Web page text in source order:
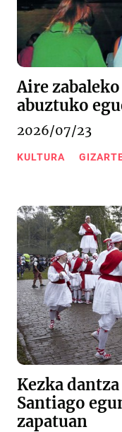
Aire
abuztuko
2026/07/23
KULTURA
Kezka
Santiago
zapatuan